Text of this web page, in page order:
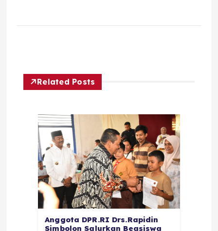
Related Posts
Anggota DPR.RI Drs.Rapidin
Simbolon Salurkan Beasiswa